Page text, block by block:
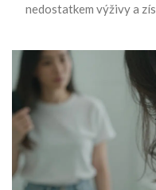
nedostatkem výživy a